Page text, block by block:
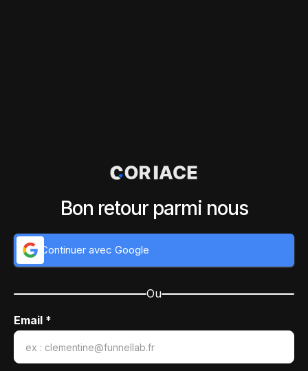
Bon retour parmi nous
Continuer avec Google
Ou
Email *